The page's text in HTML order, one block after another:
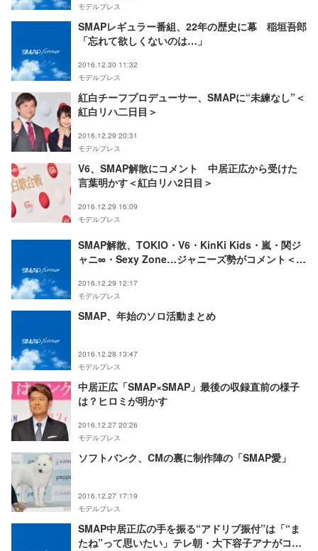
モデルプレス
SMAPレギュラー番組、22年の歴史に幕 稲垣吾郎
「忘れて欲しくないのは…」
2016.12.30 11:32
モデルプレス
紅白チーフプロデューサー、SMAPに“未練なし”＜
紅白リハ二日目＞
2016.12.29 20:31
モデルプレス
V6、SMAP解散にコメント 中居正広から受けた
言葉明かす＜紅白リハ2日目＞
2016.12.29 16:09
モデルプレス
SMAP解散、TOKIO・V6・KinKi Kids・嵐・関ジ
ャニ∞・Sexy Zone…ジャニーズ勢がコメント＜紅
2016.12.29 12:17
モデルプレス
SMAP、年始のソロ活動まとめ
2016.12.28 13:47
モデルプレス
中居正広「SMAP×SMAP」最後の収録直前の様子
は？ヒロミが明かす
2016.12.27 20:26
モデルプレス
ソフトバンク、CMの裏に制作陣の「SMAP愛」
2016.12.27 17:19
モデルプレス
SMAP中居正広の手を振る“アドリブ振付”は「“ま
たね”って思いたい」テレ朝・大下容子アナがコメ